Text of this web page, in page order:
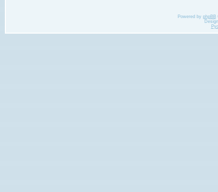
Powered by phpBB